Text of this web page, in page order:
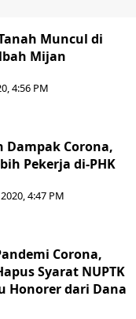
Muncul di
Mijan
4:56 PM
Dampak Corona,
Pekerja di-PHK
4:47 PM
Corona,
Syarat NUPTK
Honorer dari Dana